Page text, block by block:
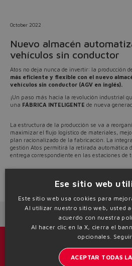
October 2022
Nuevo almacén
vehículos sin conductor
Atos no deja nunca de invertir: la producción
más eficiente y flexible con el nuevo
vehículos sin conductor (AGV en inglés).
¡Un paso más hacia la revolución industrial
una FÁBRICA INTELIGENTE de nueva
La estructura de la producción se va a
maximizar el flujo logístico de materiales,
plan racionalizado de la fabricación. La
gestión Atos permitirá la retirada automática
entrega correspondiente en las estaciones de
Source: NW22-31Ese sitio web
Este sitio web usa cookies para
Al utilizar nuestro sitio web, usted
acuerdo con nuestra
Al hacer clic en la X, cierra el
opcionales.
ACEPTAR TODAS